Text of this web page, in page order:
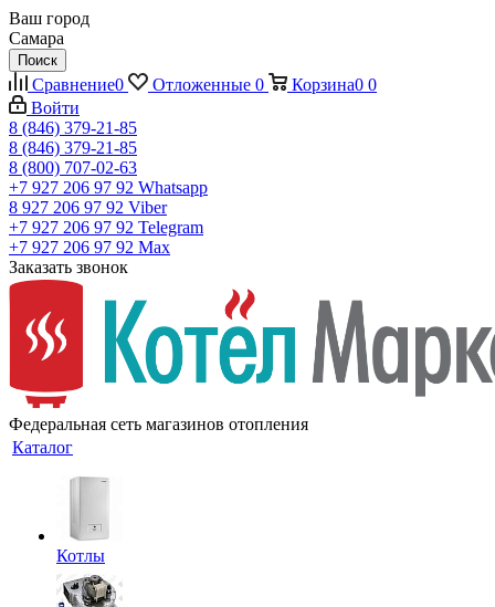
Ваш город
Самара
Поиск
Сравнение0 Отложенные 0 Корзина0 0
Войти
8 (846) 379-21-85
8 (846) 379-21-85
8 (800) 707-02-63
+7 927 206 97 92 Whatsapp
8 927 206 97 92 Viber
+7 927 206 97 92 Telegram
+7 927 206 97 92 Max
Заказать звонок
Федеральная сеть магазинов отопления
Каталог
Котлы